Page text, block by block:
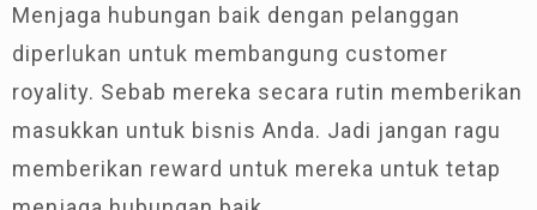
Menjaga hubungan baik dengan pelanggan
diperlukan untuk membangung customer
royality. Sebab mereka secara rutin memberikan
masukkan untuk bisnis Anda. Jadi jangan ragu
memberikan reward untuk mereka untuk tetap